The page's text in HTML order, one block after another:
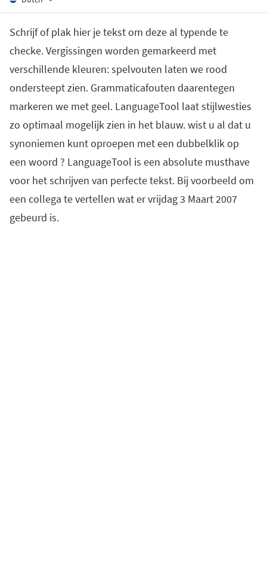
Safari
Opera
Outlook
BETA
Apple Mail
Thunderbird
Google Docs
Word
Apple Pages
LibreOffice
Apps
macOS
Windows
For Businesses
Proofreading API
Blog
Careers
Privacy
Terms & Conditions
Imprint
Schrijf of plak hier je tekst om deze al typende te
checke. Vergissingen worden gemarkeerd met
verschillende kleuren: spelvouten laten we rood
ondersteept zien. Grammaticafouten daarentegen
markeren we met geel. LanguageTool laat stijlwesties
zo optimaal mogelijk zien in het blauw. wist u al dat u
synoniemen kunt oproepen met een dubbelklik op
een woord ? LanguageTool is een absolute musthave
voor het schrijven van perfecte tekst. Bij voorbeeld om
een collega te vertellen wat er vrijdag 3 Maart 2007
gebeurd is.